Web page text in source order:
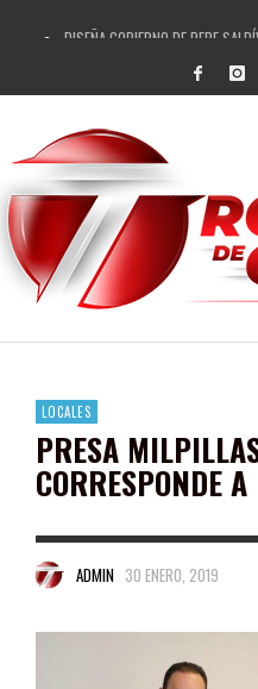
DISEÑA GOBIERNO DE PEPE
REFRENDAN LOS 28
FORTALECE GOBIERNO DE
GOBIERNO DE PEPE SALDÍVAR Y
CUARTA FERIA EXPO
RECONOCE PEPE SALDÍVAR A
EGRESA GOBIERNO DE
SON MUJERES GUADALUPENSES
LOCALES
PRESA
CORRESPONDE
ADMIN 30 ENERO, 2019